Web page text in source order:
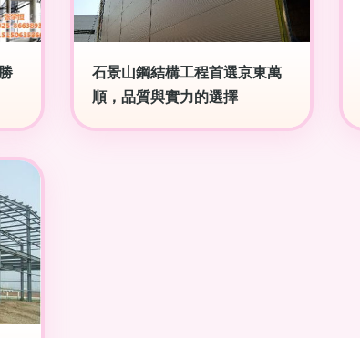
石景山鋼結構工程首選京東萬
順，品質與實力的選擇